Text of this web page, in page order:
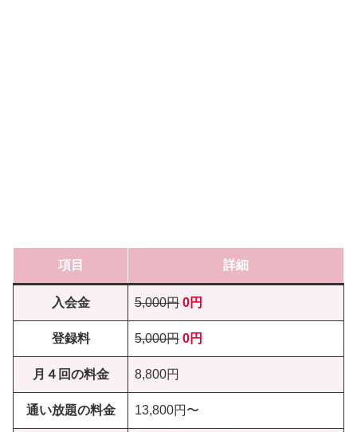
項目 詳細
入会金 5,000円 0円
登録料 5,000円 0円
月４回の料金 8,800円
通い放題の料金 13,800円〜